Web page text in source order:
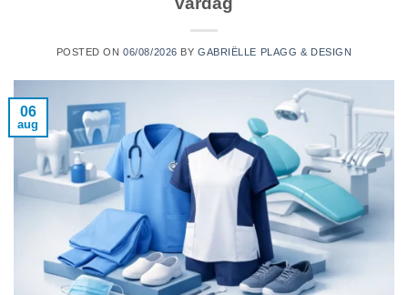
POSTED ON06/08/2026 BY GABRIËLLE PLAGG & DESIGN
06
aug